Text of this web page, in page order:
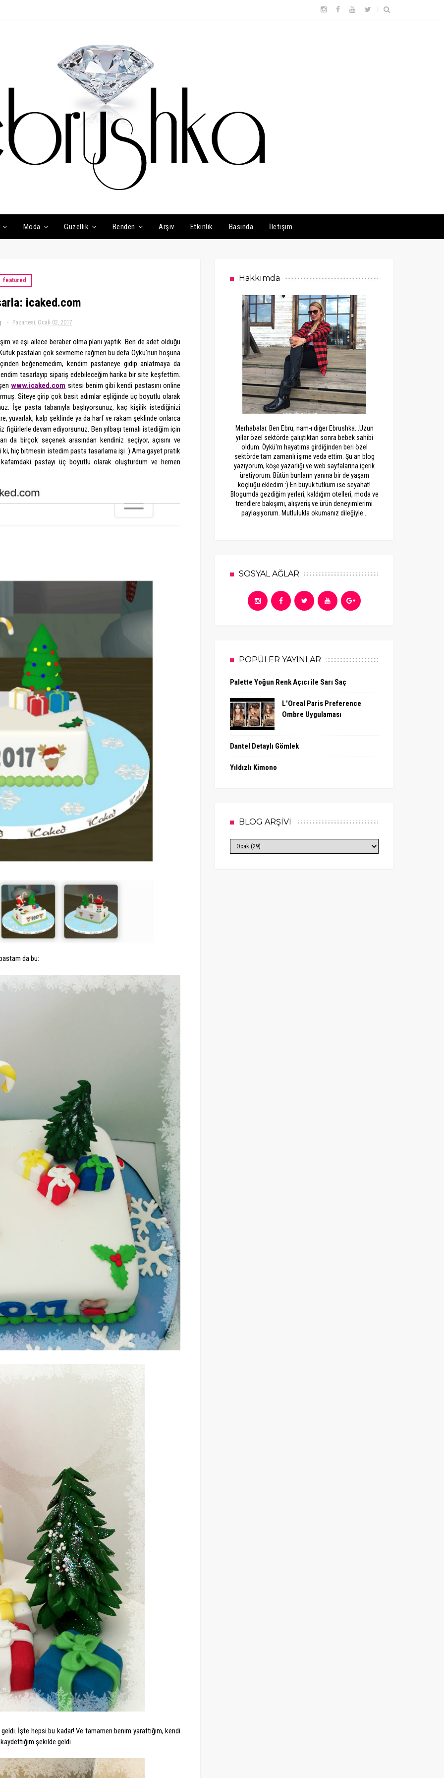
Moda Güzellik Benden Arşiv Etkinlik Basında İletişim
featured
icaked.com
Pazartesi, Ocak 02, 2017
ve eşi ailece beraber olma planı yaptık. Ben de adet olduğu
pastaları çok sevmeme rağmen bu defa Öykü'nün hoşuna
beğenemedim, kendim pastaneye gidip anlatmaya da
tasarlayıp sipariş edebileceğim harika bir site keşfettim.
www.icaked.com sitesi benim gibi kendi pastasını online
Siteye girip çok basit adımlar eşliğinde üç boyutlu olarak
İşe pasta tabanıyla başlıyorsunuz, kaç kişilik istediğinizi
yuvarlak, kalp şeklinde ya da harf ve rakam şeklinde onlarca
devam ediyorsunuz. Ben yılbaşı temalı istediğim için
da birçok seçenek arasından kendiniz seçiyor, açısını ve
ki, hiç bitmesin istedim pasta tasarlama işi :) Ama gayet pratik
pastayı üç boyutlu olarak oluşturdum ve hemen
da bu:
İşte hepsi bu kadar! Ve tamamen benim yarattığım, kendi
şekilde geldi.
Hakkımda
Merhabalar. Ben Ebru, nam-ı diğer Ebrushka...Uzun
yıllar özel sektörde çalıştıktan sonra bebek sahibi
oldum. Öykü'm hayatıma girdiğinden beri özel
sektörde tam zamanlı işime veda ettim. Şu an blog
yazıyorum, köşe yazarlığı ve web sayfalarına içerik
üretiyorum. Bütün bunların yanına bir de yaşam
koçluğu ekledim :) En büyük tutkum ise seyahat!
Blogumda gezdiğim yerleri, kaldığım otelleri, moda ve
trendlere bakışımı, alışveriş ve ürün deneyimlerimi
paylaşıyorum. Mutlulukla okumanız dileğiyle...
SOSYAL AĞLAR
POPÜLER YAYINLAR
Palette Yoğun Renk Açıcı ile Sarı Saç
L'Oreal Paris Preference
Ombre Uygulaması
Dantel Detaylı Gömlek
Yıldızlı Kimono
BLOG ARŞİVİ